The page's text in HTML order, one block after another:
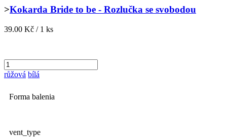
>Kokarda Bride to be - Rozlučka se svobodou
39.00 Kč / 1 ks
růžová bílá
Forma balenia
vent_type